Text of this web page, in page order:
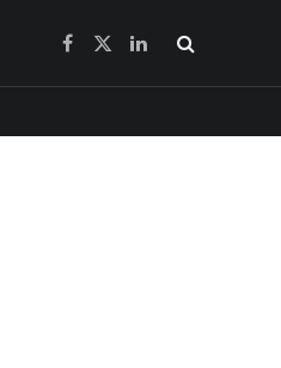
Facebook
X
LinkedIn